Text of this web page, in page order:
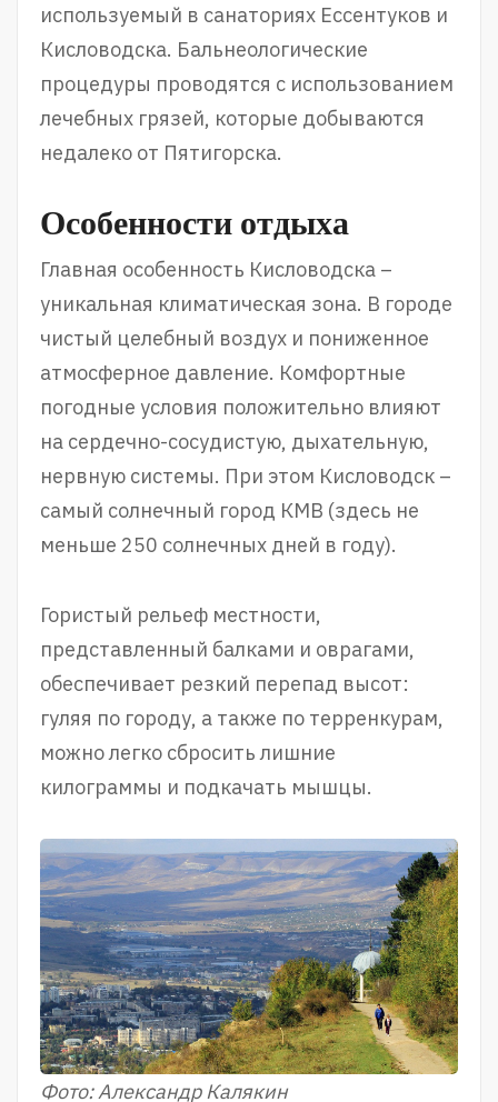
используемый в санаториях Ессентуков и
Кисловодска. Бальнеологические
процедуры проводятся с использованием
лечебных грязей, которые добываются
недалеко от Пятигорска.
Особенности отдыха
Главная особенность Кисловодска –
уникальная климатическая зона. В городе
чистый целебный воздух и пониженное
атмосферное давление. Комфортные
погодные условия положительно влияют
на сердечно-сосудистую, дыхательную,
нервную системы. При этом Кисловодск –
самый солнечный город КМВ (здесь не
меньше 250 солнечных дней в году).
Гористый рельеф местности,
представленный балками и оврагами,
обеспечивает резкий перепад высот:
гуляя по городу, а также по терренкурам,
можно легко сбросить лишние
килограммы и подкачать мышцы.
Фото: Александр Калякин